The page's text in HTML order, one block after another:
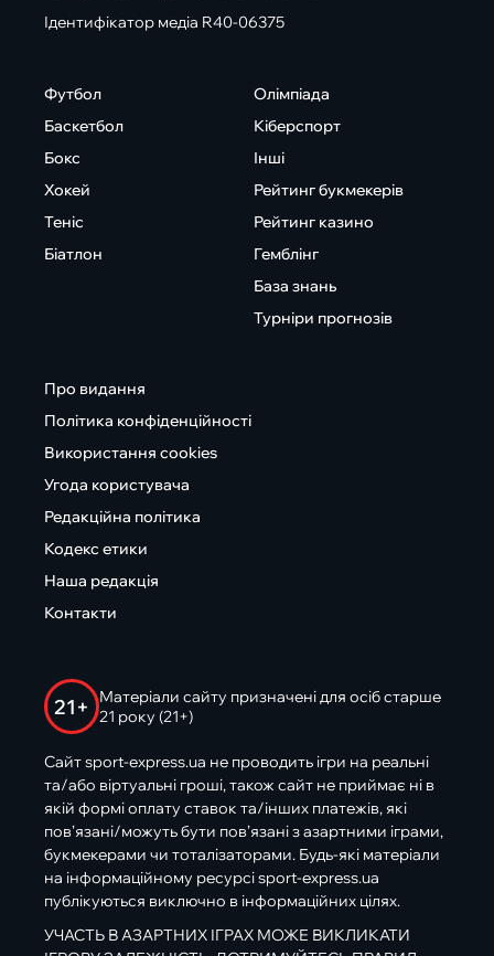
Ідентифікатор медіа R40-06375
Футбол
Баскетбол
Бокс
Хокей
Теніс
Біатлон
Олімпіада
Кіберспорт
Інші
Рейтинг букмекерів
Рейтинг казино
Гемблінг
База знань
Турніри прогнозів
Про видання
Політика конфіденційності
Використання cookies
Угода користувача
Редакційна політика
Кодекс етики
Наша редакція
Контакти
21+
Матеріали сайту призначені для осіб старше
21 року (21+)
Сайт sport-express.ua не проводить ігри на реальні
та/або віртуальні гроші, також сайт не приймає ні в
якій формі оплату ставок та/інших платежів, які
пов’язані/можуть бути пов’язані з азартними іграми,
букмекерами чи тоталізаторами. Будь-які матеріали
на інформаційному ресурсі sport-express.ua
публікуються виключно в інформаційних цілях.
УЧАСТЬ В АЗАРТНИХ ІГРАХ МОЖЕ ВИКЛИКАТИ